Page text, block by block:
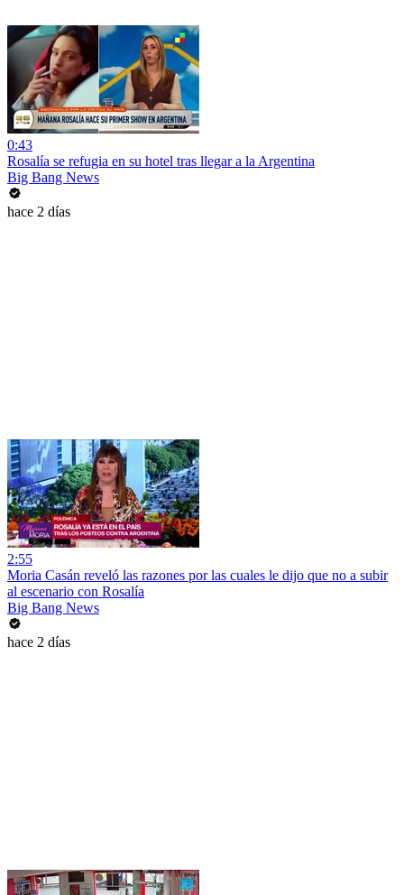
0:43
Rosalía se refugia en su hotel tras llegar a la Argentina
Big Bang News
hace 2 días
2:55
Moria Casán reveló las razones por las cuales le dijo que no a subir
al escenario con Rosalía
Big Bang News
hace 2 días